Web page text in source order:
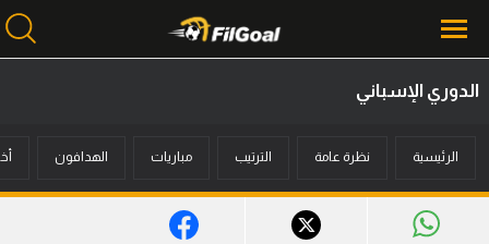
أخبار
الدوري الإسباني
الرئيسية نظرة عامة الترتيب مباريات الهدافون